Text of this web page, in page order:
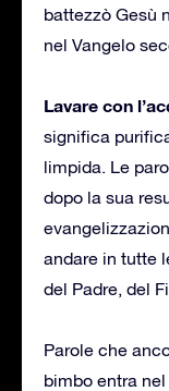
battezzò Gesù
nel Vangelo
Lavare con
significa
limpida. Le
dopo la sua
andare in tutte
del Padre, del
Parole che
bimbo entra